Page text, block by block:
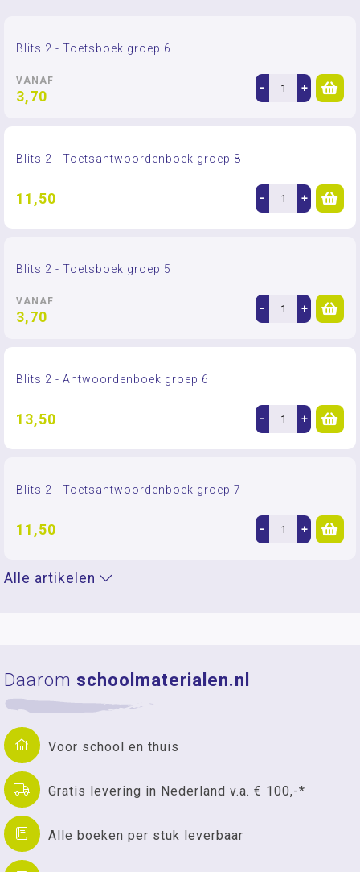
Blits 2 - Toetsboek groep 6
VANAF
3,70 - +
Blits 2 - Toetsantwoordenboek groep 8
11,50 - +
Blits 2 - Toetsboek groep 5
VANAF
3,70 - +
Blits 2 - Antwoordenboek groep 6
13,50 - +
Blits 2 - Toetsantwoordenboek groep 7
11,50 - +
Alle artikelen
Daarom schoolmaterialen.nl
Voor school en thuis
Gratis levering in Nederland v.a. € 100,-*
Alle boeken per stuk leverbaar